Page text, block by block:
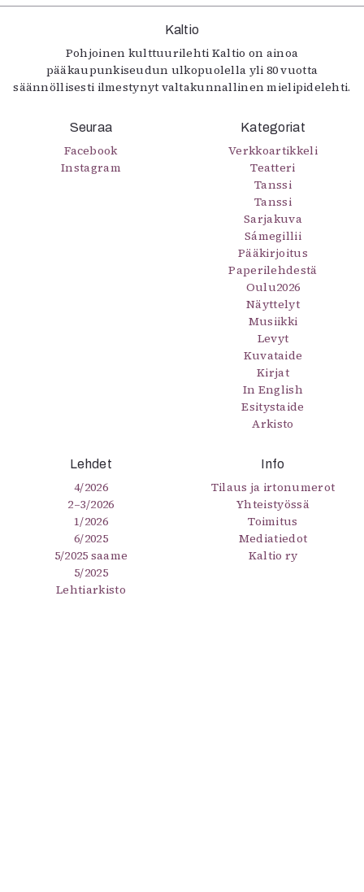
Kaltio
Pohjoinen kulttuurilehti Kaltio on ainoa
pääkaupunkiseudun ulkopuolella yli 80 vuotta
säännöllisesti ilmestynyt valtakunnallinen mielipidelehti.
Seuraa
Facebook
Instagram
Kategoriat
Verkkoartikkeli
Teatteri
Tanssi
Tanssi
Sarjakuva
Sámegillii
Pääkirjoitus
Paperilehdestä
Oulu2026
Näyttelyt
Musiikki
Levyt
Kuvataide
Kirjat
In English
Esitystaide
Arkisto
Lehdet
4/2026
2–3/2026
1/2026
6/2025
5/2025 saame
5/2025
Lehtiarkisto
Info
Tilaus ja irtonumerot
Yhteistyössä
Toimitus
Mediatiedot
Kaltio ry